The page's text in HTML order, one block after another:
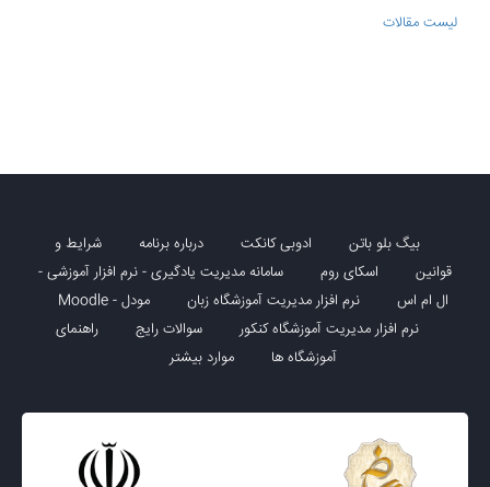
لیست مقالات
بیگ بلو باتن ادوبی کانکت درباره برنامه
شرایط و
قوانین
اسکای روم
سامانه مدیریت یادگیری - نرم افزار آموزشی -
ال ام اس
نرم افزار مدیریت آموزشگاه زبان
مودل - Moodle
نرم افزار مدیریت آموزشگاه کنکور
سوالات رایج
راهنمای
آموزشگاه ها
موارد بیشتر